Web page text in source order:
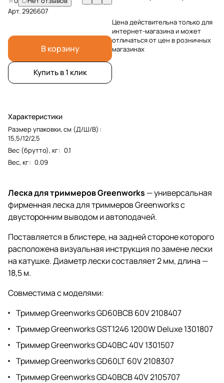
Арт.2926607
В корзину
Купить в 1 клик
Характеристики
Размер упаковки, см (Д/Ш/В) :
15,5/12/2,5
Вес (брутто), кг: 0.1
Вес, кг: 0.09
Цена действительна только для
интернет-магазина и может
отличаться от цен в розничных
магазинах
Леска для триммеров Greenworks — универсальная
фирменная леска для триммеров Greenworks c
двусторонним выводом и автоподачей.
Поставляется в блистере, на задней стороне которого
расположена визуальная инструкция по замене лески
на катушке. Диаметр лески составляет 2 мм, длина —
18,5 м.
Совместима с моделями:
Триммер Greenworks GD60BCB 60V 2108407
Триммер Greenworks GST1246 1200W Deluxe 1301807
Триммер Greenworks GD40BC 40V 1301507
Триммер Greenworks GD60LT 60V 2108307
Триммер Greenworks GD40BCB 40V 2105707